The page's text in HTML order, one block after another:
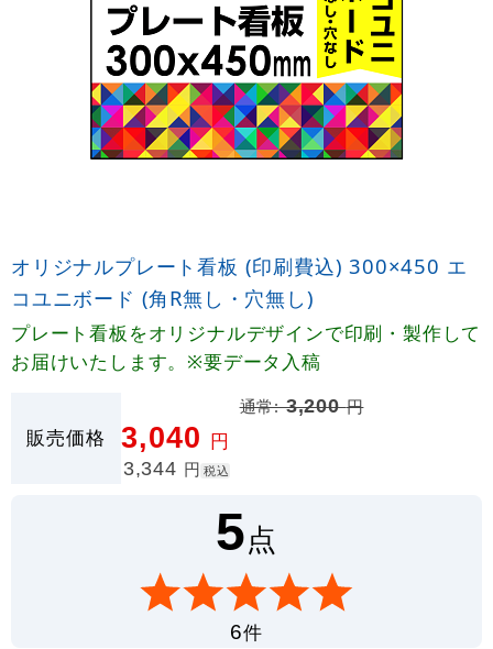
オリジナルプレート看板 (印刷費込) 300×450 エ
コユニボード (角R無し・穴無し)
プレート看板をオリジナルデザインで印刷・製作して
お届けいたします。※要データ入稿
販売価格
通常:3,200円
3,040 円
3,344 円 税込
5点
6件